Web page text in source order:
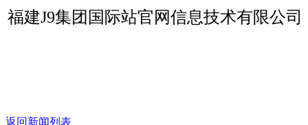
福建J9集团国际站官网信息技术有限公司
返回新闻列表